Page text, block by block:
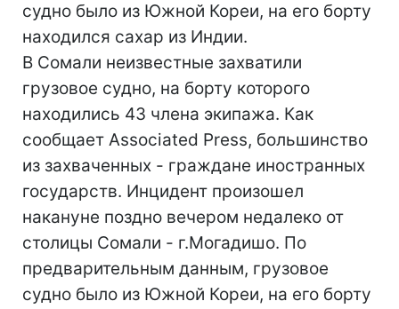
судно было из Южной Кореи, на его борту
находился сахар из Индии.
В Сомали неизвестные захватили
грузовое судно, на борту которого
находились 43 члена экипажа. Как
сообщает Associated Press, большинство
из захваченных - граждане иностранных
государств. Инцидент произошел
накануне поздно вечером недалеко от
столицы Сомали - г.Могадишо. По
предварительным данным, грузовое
судно было из Южной Кореи, на его борту